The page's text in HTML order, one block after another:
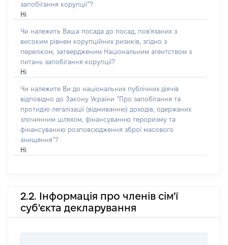
запобігання корупції”?
Ні
Чи належить Ваша посада до посад, пов'язаних з
високим рівнем корупційних ризиків, згідно з
переліком, затвердженим Національним агентством з
питань запобігання корупції?
Ні
Чи належите Ви до національних публічних діячів
відповідно до Закону України “Про запобігання та
протидію легалізації (відмиванню) доходів, одержаних
злочинним шляхом, фінансуванню тероризму та
фінансуванню розповсюдження зброї масового
знищення”?
Ні
2.2. Інформація про членів сім'ї
суб'єкта декларування